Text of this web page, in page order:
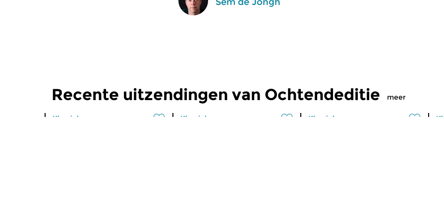
Recente uitzendingen van Ochtendeditie meer
Klassiek Klassiek Klassiek